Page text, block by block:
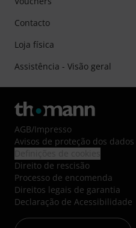
Contacto
Loja física
Assistência - Visão geral
AGB/Impresso
Avisos de proteção dos dados
Direito de rescisão
Processo de encomenda
Direitos legais de garantia
Declaração de Acessibilidade